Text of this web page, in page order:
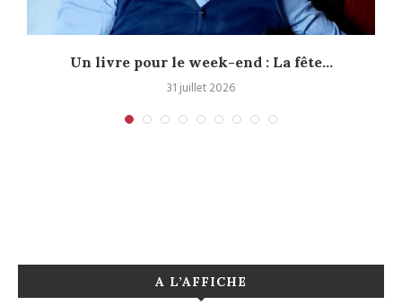
Un livre pour le week-end : La fête...
31 juillet 2026
A L’AFFICHE